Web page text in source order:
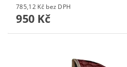
785,12 Kč bez DPH
950 Kč